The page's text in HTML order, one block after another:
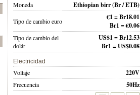
Moneda Ethiopian birr(Br / ETB)
Tipo de cambio euro
€1 = Br18.01
Br1 = €0.06
Tipo de cambio del
dolár
US$1 = Br12.53
Br1 = US$0.08
Electricidad
Voltaje 220V
Frecuencia 50Hz